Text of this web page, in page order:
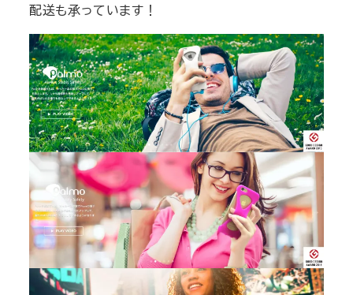
配送も承っています！